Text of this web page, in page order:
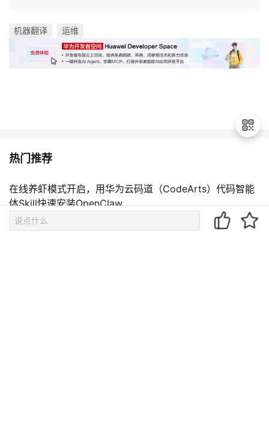
机器翻译 运维
热门推荐
在线养虾模式开启，用华为云码道（CodeArts）代码智能
体Skill快速安装OpenClaw
从零开始理解 Agent（一）：OpenClaw / Claude Code